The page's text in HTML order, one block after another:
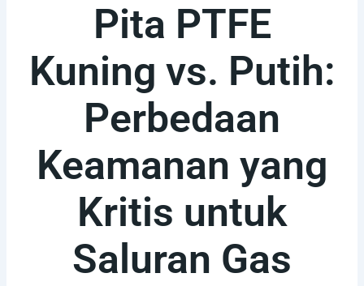
Pita PTFE
Kuning vs. Putih:
Perbedaan
Keamanan yang
Kritis untuk
Saluran Gas